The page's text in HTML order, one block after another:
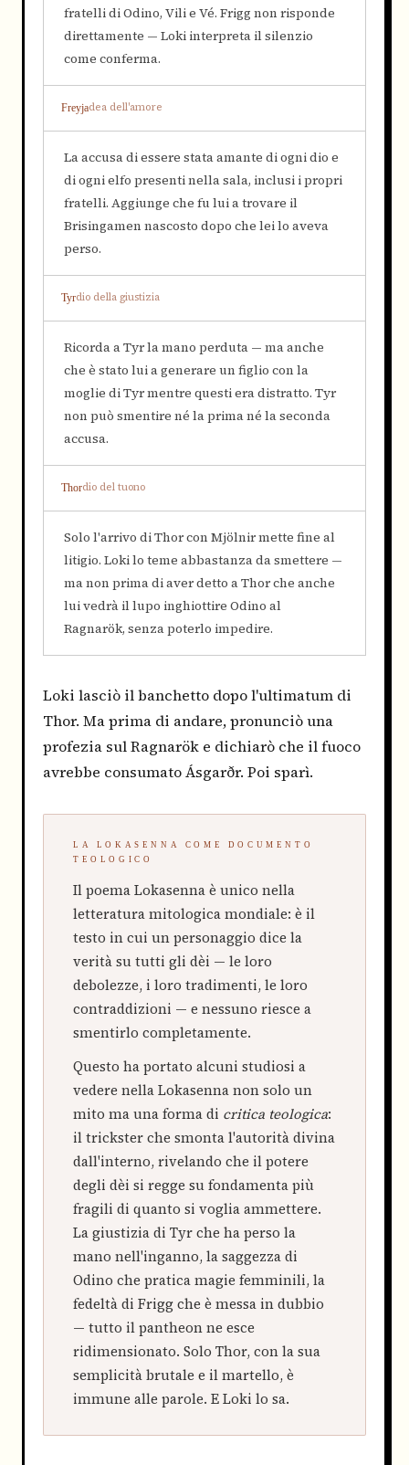
fratelli di Odino, Vili e Vé. Frigg non risponde
direttamente — Loki interpreta il silenzio
come conferma.
Freyjadea dell'amore
La accusa di essere stata amante di ogni dio e
di ogni elfo presenti nella sala, inclusi i propri
fratelli. Aggiunge che fu lui a trovare il
Brisingamen nascosto dopo che lei lo aveva
perso.
Tyrdio della giustizia
Ricorda a Tyr la mano perduta — ma anche
che è stato lui a generare un figlio con la
moglie di Tyr mentre questi era distratto. Tyr
non può smentire né la prima né la seconda
accusa.
Thordio del tuono
Solo l'arrivo di Thor con Mjölnir mette fine al
litigio. Loki lo teme abbastanza da smettere —
ma non prima di aver detto a Thor che anche
lui vedrà il lupo inghiottire Odino al
Ragnarök, senza poterlo impedire.
Loki lasciò il banchetto dopo l'ultimatum di
Thor. Ma prima di andare, pronunciò una
profezia sul Ragnarök e dichiarò che il fuoco
avrebbe consumato Ásgarðr. Poi sparì.
LA LOKASENNA COME DOCUMENTO
TEOLOGICO
Il poema Lokasenna è unico nella
letteratura mitologica mondiale: è il
testo in cui un personaggio dice la
verità su tutti gli dèi — le loro
debolezze, i loro tradimenti, le loro
contraddizioni — e nessuno riesce a
smentirlo completamente.
Questo ha portato alcuni studiosi a
vedere nella Lokasenna non solo un
mito ma una forma di critica teologica:
il trickster che smonta l'autorità divina
dall'interno, rivelando che il potere
degli dèi si regge su fondamenta più
fragili di quanto si voglia ammettere.
La giustizia di Tyr che ha perso la
mano nell'inganno, la saggezza di
Odino che pratica magie femminili, la
fedeltà di Frigg che è messa in dubbio
— tutto il pantheon ne esce
ridimensionato. Solo Thor, con la sua
semplicità brutale e il martello, è
immune alle parole. E Loki lo sa.